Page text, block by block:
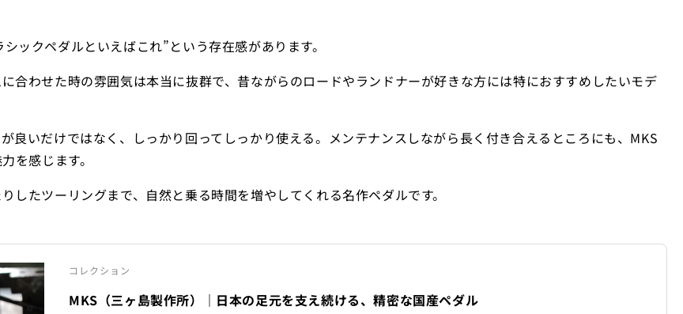
ックペダルといえばこれ”という存在感があります。
合わせた時の雰囲気は本当に抜群で、昔ながらのロードやランドナーが好きな方には特におすすめしたいモデ
良いだけではなく、しっかり回ってしっかり使える。メンテナンスしながら長く付き合えるところにも、MKS
を感じます。
したツーリングまで、自然と乗る時間を増やしてくれる名作ペダルです。
コレクション
MKS（三ヶ島製作所）｜日本の足元を支え続ける、精密な国産ペダル